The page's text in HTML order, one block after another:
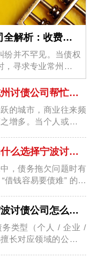
松江讨债公司常州讨债公司全解析：收费、方式、选择与真实案例
纷并不罕见。当债权
寻求专业常州讨债
松江讨债公司杭州讨债公司帮忙要债：专业服务助您高效解决债务难题
的城市，商业往来频
增多。当个人或企业
松江讨债公司为什么选择宁波讨债公司帮忙要债？4 大核心优势解析
，债务拖欠问题时有
借钱容易要债难” 的困
松江讨债公司宁波讨债公司怎么选择？掌握这几步避开陷阱选对伙伴
务类型（个人 / 企业 /
长对应领域的公司；